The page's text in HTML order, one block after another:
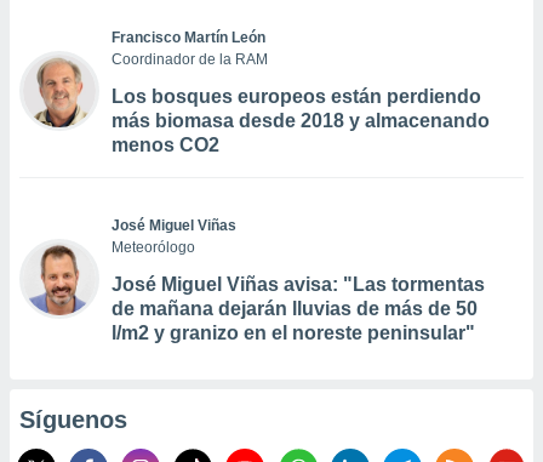
Francisco Martín León
Coordinador de la RAM
Los bosques europeos están perdiendo
más biomasa desde 2018 y almacenando
menos CO2
José Miguel Viñas
Meteorólogo
José Miguel Viñas avisa: "Las tormentas
de mañana dejarán lluvias de más de 50
l/m2 y granizo en el noreste peninsular"
Síguenos